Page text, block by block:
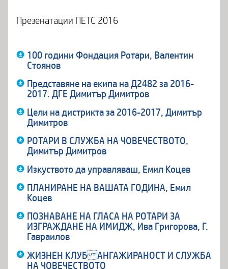
Презенатации ПЕТС 2016
100 години Фондация Ротари, Валентин
Стоянов
Представяне на екипа на Д2482 за 2016-
2017. ДГЕ Димитър Димитров
Цели на дистрикта за 2016-2017, Димитър
Димитров
РОТАРИ В СЛУЖБА НА ЧОВЕЧЕСТВОТО,
Димитър Димитров
Изкуството да управляваш, Емил Коцев
ПЛАНИРАНЕ НА ВАШАТА ГОДИНА, Емил
Коцев
ПОЗНАВАНЕ НА ГЛАСА НА РОТАРИ ЗА
ИЗГРАЖДАНЕ НА ИМИДЖ, Ива Григорова, Г.
Гавраилов
ЖИЗНЕН КЛУБ АНГАЖИРАНОСТ И СЛУЖБА
НА ЧОВЕЧЕСТВОТО